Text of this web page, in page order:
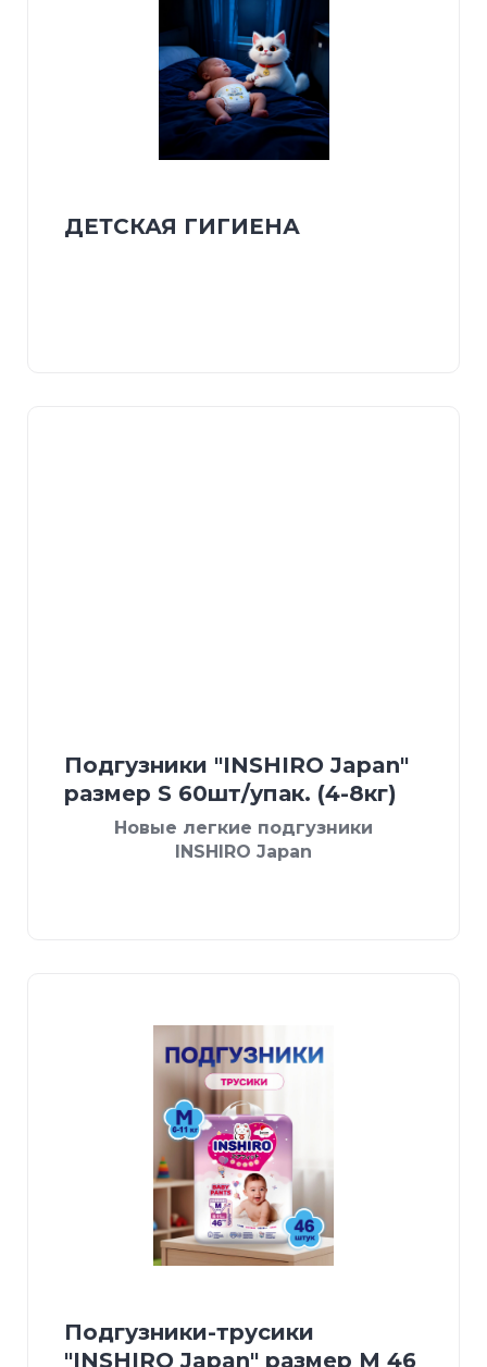
ДЕТСКАЯ ГИГИЕНА
Подгузники "INSHIRO Japan"
размер S 60шт/упак. (4-8кг)
Новые легкие подгузники
INSHIRO Japan
Подгузники-трусики
"INSHIRO Japan" размер М 46